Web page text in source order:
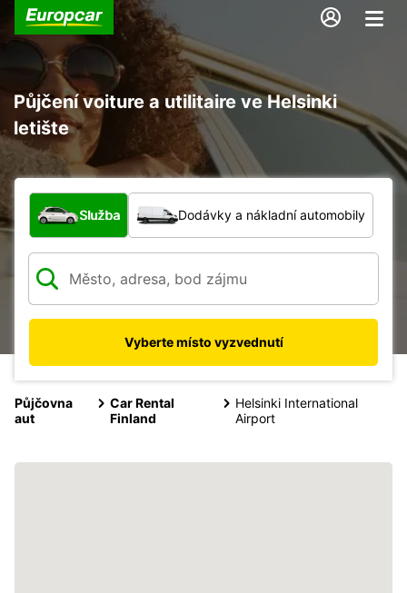
Půjčení voiture a utilitaire ve Helsinki
letište
Jaký typ vozidla?
Služba Dodávky a nákladní automobily
Vyberte místo vyzvednutí
Půjčovna
aut
Car Rental
Finland
Helsinki International
Airport